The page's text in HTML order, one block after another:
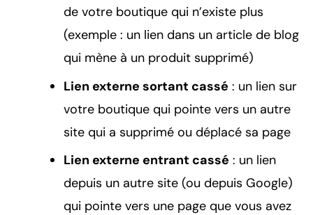
de votre boutique qui n’existe plus
(exemple : un lien dans un article de blog
qui mène à un produit supprimé)
Lien externe sortant cassé : un lien sur
votre boutique qui pointe vers un autre
site qui a supprimé ou déplacé sa page
Lien externe entrant cassé : un lien
depuis un autre site (ou depuis Google)
qui pointe vers une page que vous avez